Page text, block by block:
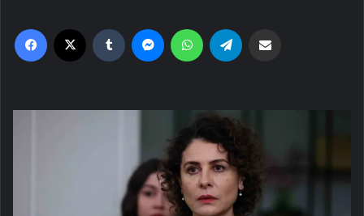
Facebook Tumblr MessengerWhatsApp